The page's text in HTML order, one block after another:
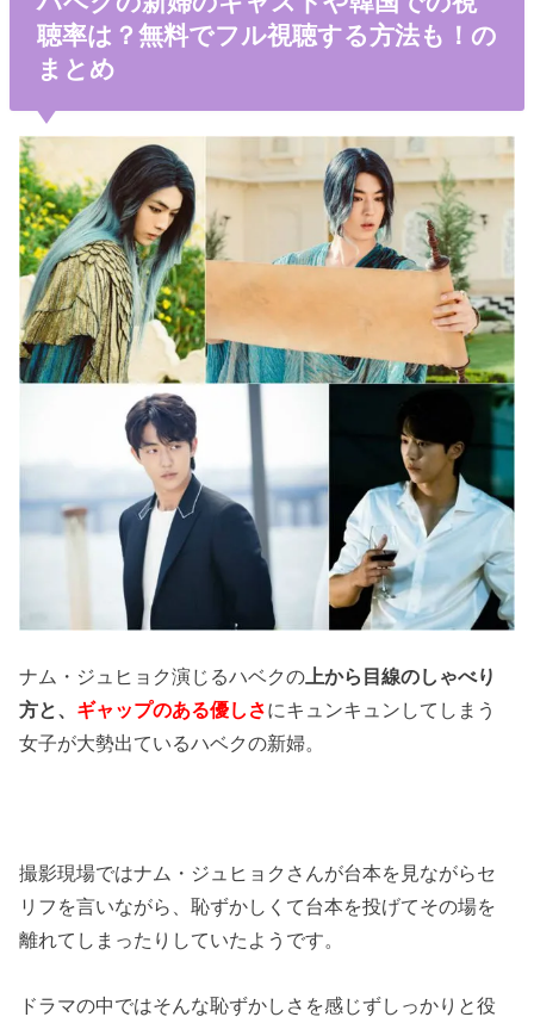
聴率は？無料でフル視聴する方法も！の
まとめ
ナム・ジュヒョク演じるハベクの 上から目線のしゃべり
方と、 ギャップのある優しさにキュンキュンしてしまう
女子が大勢出ているハベクの新婦。
撮影現場ではナム・ジュヒョクさんが台本を見ながらセ
リフを言いながら、恥ずかしくて台本を投げてその場を
離れてしまったりしていたようです。
ドラマの中ではそんな恥ずかしさを感じずしっかりと役